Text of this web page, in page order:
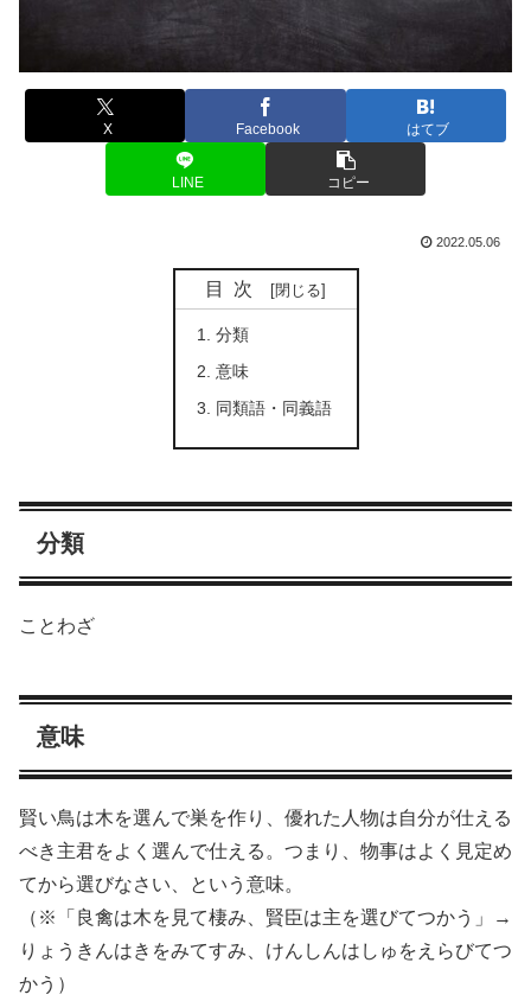
X Facebook はてブ
LINE コピー
2022.05.06
目次
分類
意味
同類語・同義語
分類
ことわざ
意味
賢い鳥は木を選んで巣を作り、優れた人物は自分が仕える
べき主君をよく選んで仕える。つまり、物事はよく見定め
てから選びなさい、という意味。
（※「良禽は木を見て棲み、賢臣は主を選びてつかう」→
りょうきんはきをみてすみ、けんしんはしゅをえらびてつ
かう）